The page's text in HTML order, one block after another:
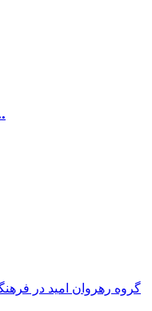
نگاهی
گروه رهروان امید در